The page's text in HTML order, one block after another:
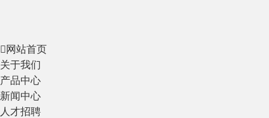
网站首页
关于我们
产品中心
新闻中心
人才招聘